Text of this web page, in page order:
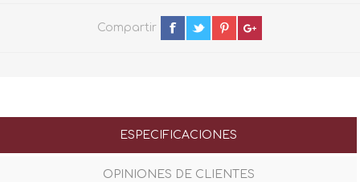
Compartir
ESPECIFICACIONES
OPINIONES DE CLIENTES